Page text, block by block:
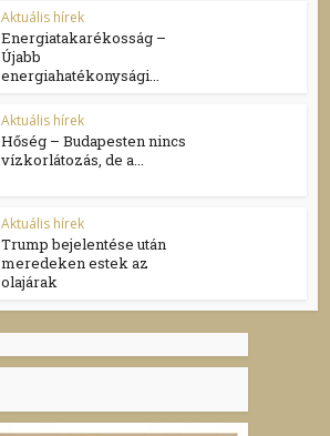
Aktuális hírek
Energiatakarékosság –
Újabb
energiahatékonysági...
Aktuális hírek
Hőség – Budapesten nincs
vízkorlátozás, de a...
Aktuális hírek
Trump bejelentése után
meredeken estek az
olajárak